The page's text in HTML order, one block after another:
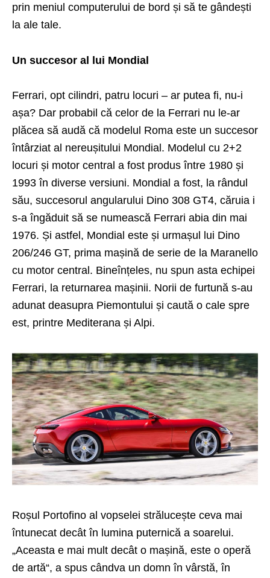
prin meniul computerului de bord și să te gândești
la ale tale.
Un succesor al lui Mondial
Ferrari, opt cilindri, patru locuri – ar putea fi, nu-i
așa? Dar probabil că celor de la Ferrari nu le-ar
plăcea să audă că modelul Roma este un succesor
întârziat al nereușitului Mondial. Modelul cu 2+2
locuri și motor central a fost produs între 1980 și
1993 în diverse versiuni. Mondial a fost, la rândul
său, succesorul angularului Dino 308 GT4, căruia i
s-a îngăduit să se numească Ferrari abia din mai
1976. Și astfel, Mondial este și urmașul lui Dino
206/246 GT, prima mașină de serie de la Maranello
cu motor central. Bineînțeles, nu spun asta echipei
Ferrari, la returnarea mașinii. Norii de furtună s-au
adunat deasupra Piemontului și caută o cale spre
est, printre Mediterana și Alpi.
Roșul Portofino al vopselei strălucește ceva mai
întunecat decât în lumina puternică a soarelui.
„Aceasta e mai mult decât o mașină, este o operă
de artă“, a spus cândva un domn în vârstă, în